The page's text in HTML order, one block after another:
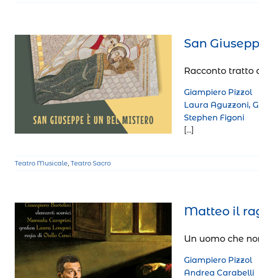
San Giuseppe è un bel mistero
Teatro Musicale Teatro Sacro
San
Racconto tratto
Giampiero Pizzol
Laura Aguzzoni,
Stephen Figoni
[…]
Teatro Musicale Teatro Sacro
Matteo il ragioniere di Dio
Teatro Sacro
Matteo il
Un uomo che
Giampiero Pizzol
Andrea Carabelli